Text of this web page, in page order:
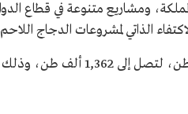
ومشاريع متنوعة في قطاع
الذاتي لمشروعات الدجاج
واستهدف الصندوق عبر الاستراتيجية الزراعية الوطنية 2021-2025م تعزيز إنتاج